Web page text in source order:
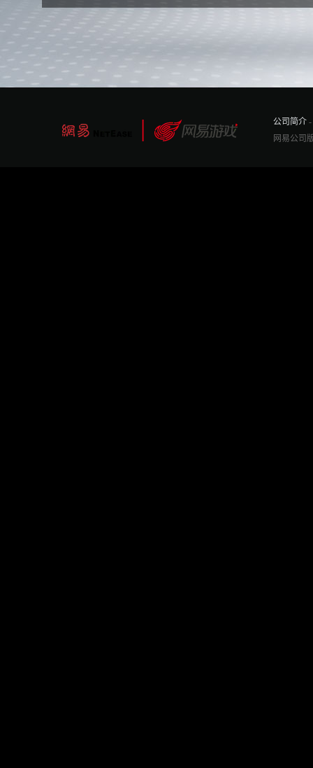
公司简介 -
网易公司